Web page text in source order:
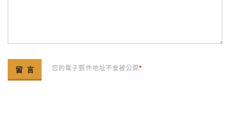
您的電子郵件地址不會被公開*